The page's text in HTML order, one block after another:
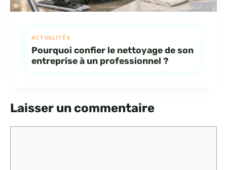
ACTUALITÉS
Pourquoi confier le nettoyage de son
entreprise à un professionnel ?
Laisser un commentaire